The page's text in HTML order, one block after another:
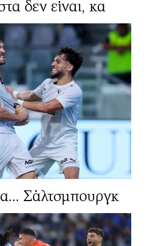
δεν είναι, κα
Σάλτσμπουργκ